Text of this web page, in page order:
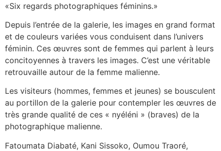
«Six regards photographiques féminins.»
Depuis l’entrée de la galerie, les images en grand format
et de couleurs variées vous conduisent dans l’univers
féminin. Ces œuvres sont de femmes qui parlent à leurs
concitoyennes à travers les images. C’est une véritable
retrouvaille autour de la femme malienne.
Les visiteurs (hommes, femmes et jeunes) se bousculent
au portillon de la galerie pour contempler les œuvres de
très grande qualité de ces « nyéléni » (braves) de la
photographique malienne.
Fatoumata Diabaté, Kani Sissoko, Oumou Traoré,